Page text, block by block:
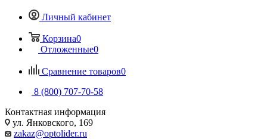
Личный кабинет
Корзина0
Отложенные0
Сравнение товаров0
8 (800) 707-70-58
Контактная информация
ул. Янковского, 169
zakaz@optolider.ru